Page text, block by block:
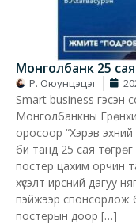
Монголбанк 25
Р. Оюунцэцэг
Smart business гэсэн
Монголбанкны
оросоор “Хэрэв
би танд 25 сая төгрөг
постер цахим орчин
хүсэлт ирсний дагуу
пэйжээр спонсорлож
постерын доор […]